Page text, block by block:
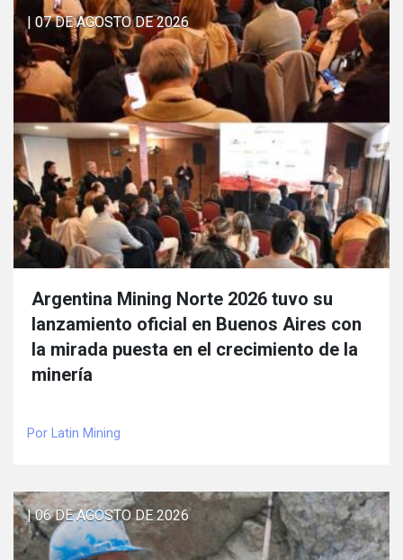
| 07 DE AGOSTO DE 2026
Argentina Mining Norte 2026 tuvo su
lanzamiento oficial en Buenos Aires con
la mirada puesta en el crecimiento de la
minería
Por Latin Mining
| 06 DE AGOSTO DE 2026